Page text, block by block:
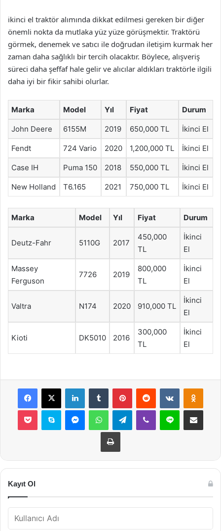
ikinci el traktör alımında dikkat edilmesi gereken bir diğer
önemli nokta da mutlaka yüz yüze görüşmektir. Traktörü
görmek, denemek ve satıcı ile doğrudan iletişim kurmak her
zaman daha sağlıklı bir tercih olacaktır. Böylece, alışveriş
süreci daha şeffaf hale gelir ve alıcılar aldıkları traktörle ilgili
daha iyi bir fikir sahibi olurlar.
Marka Model Yıl Fiyat Durum
John Deere 6155M 2019 650,000 TL İkinci El
Fendt 724 Vario 2020 1,200,000 TL İkinci El
Case IH Puma 150 2018 550,000 TL İkinci El
New Holland T6.165 2021 750,000 TL İkinci El
Marka Model Yıl Fiyat Durum
Deutz-Fahr 5110G 2017
450,000
TL
İkinci
El
Massey
Ferguson
7726 2019
800,000
TL
İkinci
El
Valtra N174 2020 910,000 TL
İkinci
El
Kioti DK5010 2016
300,000
TL
İkinci
El
Facebook
X LinkedInTumblr PinterestReddit VKontakte
Pocket Skype MessengerWhatsAppTelegramViber Line E-Posta ile
Yazdır
Kayıt Ol